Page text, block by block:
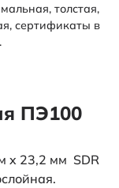
толстая,
сертификаты в
ПЭ100
x 23,2 мм SDR